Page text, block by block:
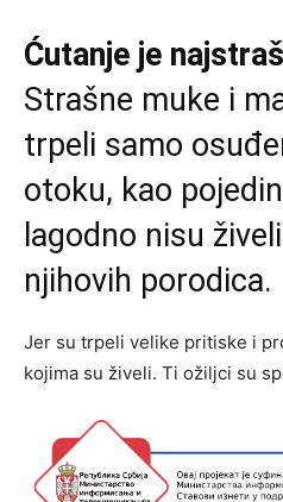
Ćutanje je
Strašne muke i
trpeli samo
otoku, kao
lagodno nisu
njihovih porodica.
Jer su trpeli velike pritiske i
kojima su živeli. Ti ožiljci su